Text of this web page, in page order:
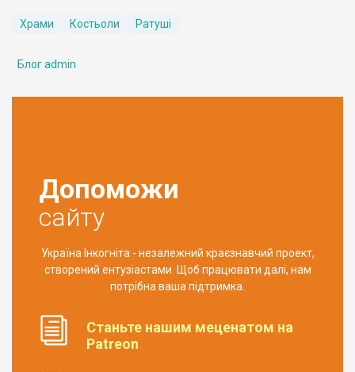
Храми Костьоли Ратуші
Блог admin
Допоможи
сайту
Україна Інкогніта - незалежний краєзнавчий проект,
створений ентузіастами. Щоб працювати далі, нам
потрібна ваша підтримка.
Станьте нашим меценатом на
Patreon